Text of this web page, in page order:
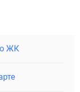
ЖК